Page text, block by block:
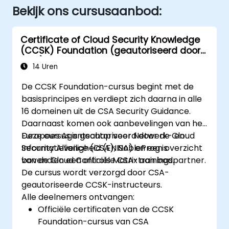
Bekijk ons cursusaanbod:
Certificate of Cloud Security Knowledge
(CCSK) Foundation (geautoriseerd door
CSA)14 Uren
De CCSK Foundation-cursus begint met de
basisprincipes en verdiept zich daarna in alle
16 domeinen uit de CSA Security Guidance.
Daarnaast komen ook aanbevelingen van het
Europees Agentschap voor Netwerk- en
Informatieveiligheid (ENISA) en een overzicht
van de Cloud Controls Matrix aan bod.
Deze cursus is geautoriseerd door de Cloud
Security Alliance (CSA); NobleProg is
bovendien een officiële CSA-trainingspartner.
De cursus wordt verzorgd door CSA-
geautoriseerde CCSK-instructeurs.
Alle deelnemers ontvangen:
Officiële certificaten van de CCSK
Foundation-cursus van CSA